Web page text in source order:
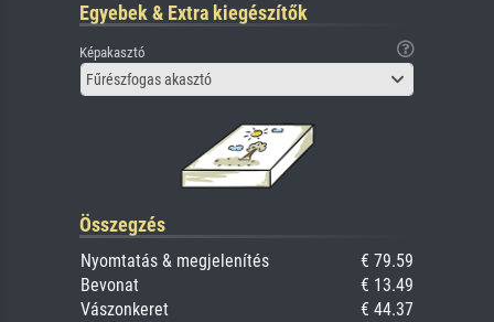
Egyebek & Extra kiegészítők
Képakasztó
Fűrészfogas akasztó
Összegzés
Nyomtatás & megjelenítés
€ 79.59
Bevonat
€ 13.49
Vászonkeret
€ 44.37